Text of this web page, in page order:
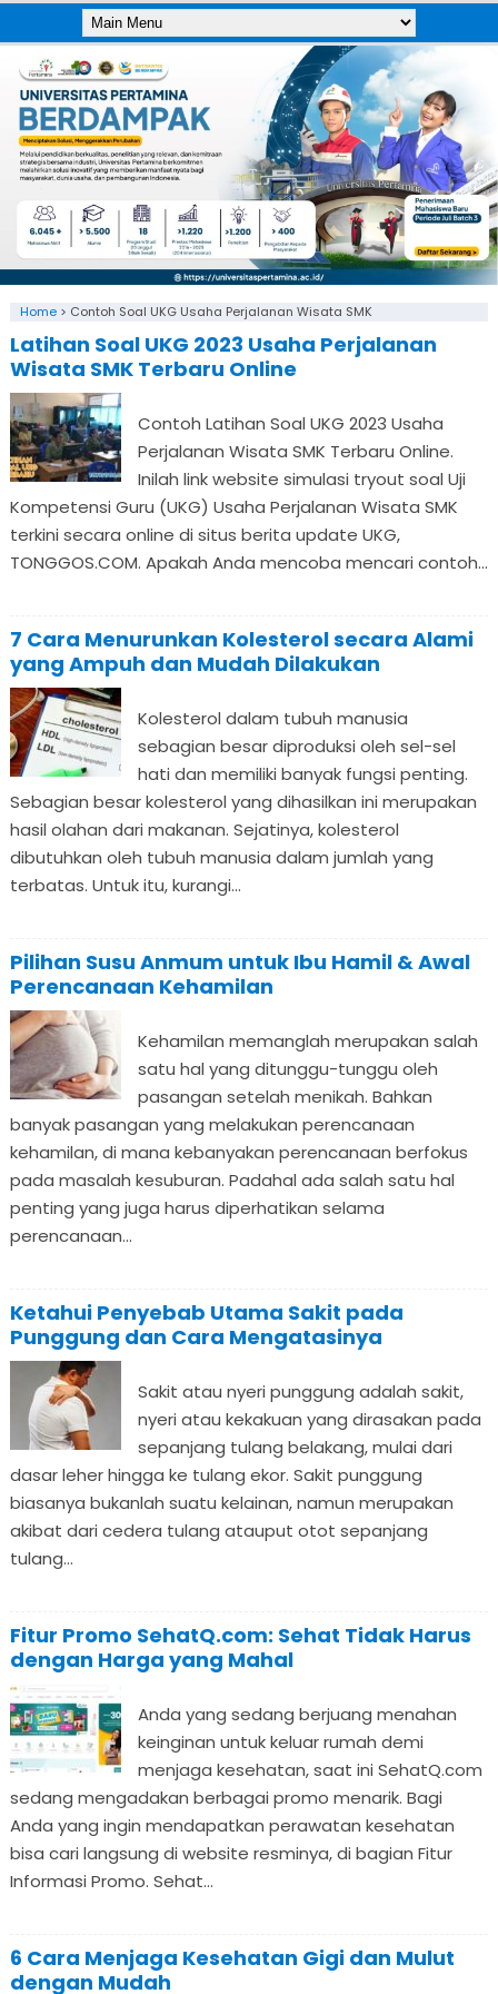
Home> Contoh Soal UKG Usaha Perjalanan Wisata SMK
Latihan Soal UKG 2023 Usaha Perjalanan
Wisata SMK Terbaru Online
Contoh Latihan Soal UKG 2023 Usaha
Perjalanan Wisata SMK Terbaru Online.
Inilah link website simulasi tryout soal Uji
Kompetensi Guru (UKG) Usaha Perjalanan Wisata SMK
terkini secara online di situs berita update UKG,
TONGGOS.COM. Apakah Anda mencoba mencari contoh...
7 Cara Menurunkan Kolesterol secara Alami
yang Ampuh dan Mudah Dilakukan
Kolesterol dalam tubuh manusia
sebagian besar diproduksi oleh sel-sel
hati dan memiliki banyak fungsi penting.
Sebagian besar kolesterol yang dihasilkan ini merupakan
hasil olahan dari makanan. Sejatinya, kolesterol
dibutuhkan oleh tubuh manusia dalam jumlah yang
terbatas. Untuk itu, kurangi...
Pilihan Susu Anmum untuk Ibu Hamil & Awal
Perencanaan Kehamilan
Kehamilan memanglah merupakan salah
satu hal yang ditunggu-tunggu oleh
pasangan setelah menikah. Bahkan
banyak pasangan yang melakukan perencanaan
kehamilan, di mana kebanyakan perencanaan berfokus
pada masalah kesuburan. Padahal ada salah satu hal
penting yang juga harus diperhatikan selama
perencanaan...
Ketahui Penyebab Utama Sakit pada
Punggung dan Cara Mengatasinya
Sakit atau nyeri punggung adalah sakit,
nyeri atau kekakuan yang dirasakan pada
sepanjang tulang belakang, mulai dari
dasar leher hingga ke tulang ekor. Sakit punggung
biasanya bukanlah suatu kelainan, namun merupakan
akibat dari cedera tulang atauput otot sepanjang
tulang...
Fitur Promo SehatQ.com: Sehat Tidak Harus
dengan Harga yang Mahal
Anda yang sedang berjuang menahan
keinginan untuk keluar rumah demi
menjaga kesehatan, saat ini SehatQ.com
sedang mengadakan berbagai promo menarik. Bagi
Anda yang ingin mendapatkan perawatan kesehatan
bisa cari langsung di website resminya, di bagian Fitur
Informasi Promo. Sehat...
6 Cara Menjaga Kesehatan Gigi dan Mulut
dengan Mudah